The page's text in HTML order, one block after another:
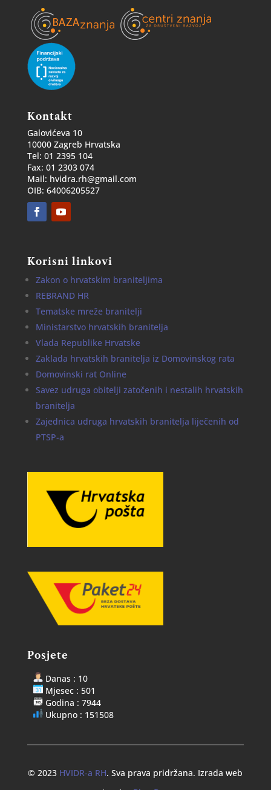
Kontakt
Galovićeva 10
10000 Zagreb Hrvatska
Tel: 01 2395 104
Fax: 01 2303 074
Mail: hvidra.rh@gmail.com
OIB: 64006205527
Korisni linkovi
Zakon o hrvatskim braniteljima
REBRAND HR
Tematske mreže branitelji
Ministarstvo hrvatskih branitelja
Vlada Republike Hrvatske
Zaklada hrvatskih branitelja iz Domovinskog rata
Domovinski rat Online
Savez udruga obitelji zatočenih i nestalih hrvatskih
branitelja
Zajednica udruga hrvatskih branitelja liječenih od
PTSP-a
Posjete
Danas : 10
Mjesec : 501
Godina : 7944
Ukupno : 151508
© 2023 HVIDR-a RH. Sva prava pridržana. Izrada web